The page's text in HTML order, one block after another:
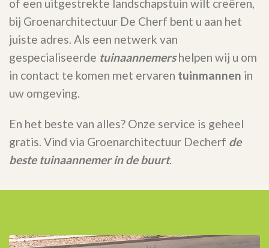
of een uitgestrekte landschapstuin wilt creëren,
bij Groenarchitectuur De Cherf bent u aan het
juiste adres. Als een netwerk van
gespecialiseerde tuinaannemershelpen wij u om
in contact te komen met ervaren tuinmannen in
uw omgeving.
En het beste van alles? Onze service is geheel
gratis. Vind via Groenarchitectuur Decherf de
beste tuinaannemer in de buurt.